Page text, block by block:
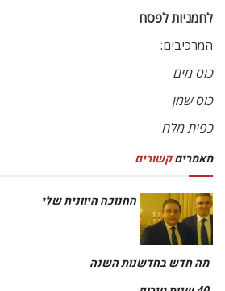
לחמניות לפסח
המרכיבים:
כוס מים
כוס שמן
כפית מלח
מאמריםקשורים
החנוכה היוונית שלי
מה חדש בחדשנות השנה